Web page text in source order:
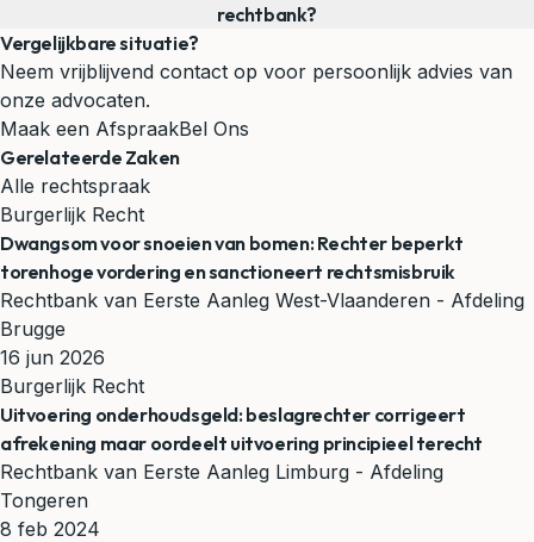
rechtbank?
Vergelijkbare situatie?
Neem vrijblijvend contact op voor persoonlijk advies van
onze advocaten.
Maak een AfspraakBel Ons
Gerelateerde Zaken
Alle rechtspraak
Burgerlijk Recht
Dwangsom voor snoeien van bomen: Rechter beperkt
torenhoge vordering en sanctioneert rechtsmisbruik
Rechtbank van Eerste Aanleg West-Vlaanderen - Afdeling
Brugge
16 jun 2026
Burgerlijk Recht
Uitvoering onderhoudsgeld: beslagrechter corrigeert
afrekening maar oordeelt uitvoering principieel terecht
Rechtbank van Eerste Aanleg Limburg - Afdeling
Tongeren
8 feb 2024